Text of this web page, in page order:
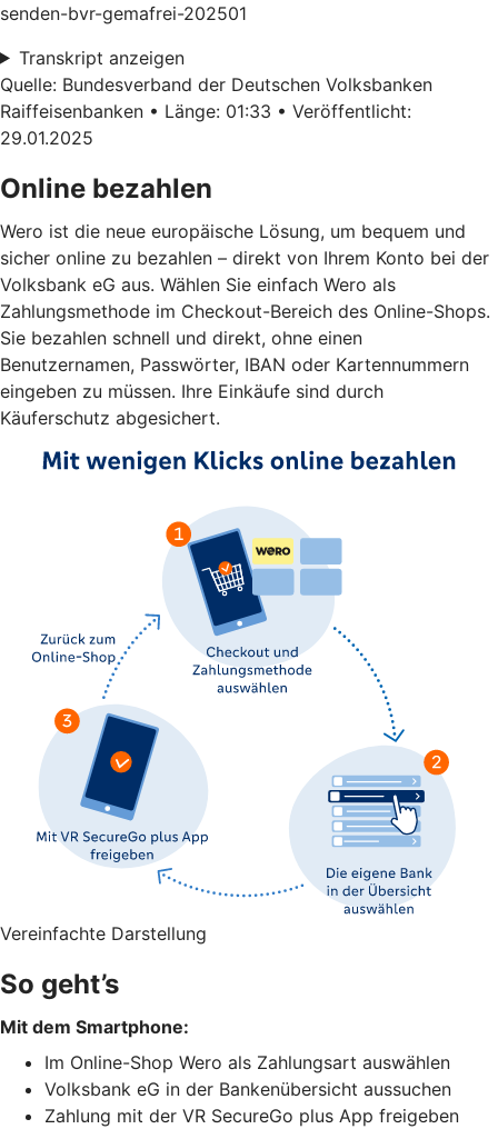
senden-bvr-gemafrei-202501
Transkript anzeigen
Quelle: Bundesverband der Deutschen Volksbanken
Raiffeisenbanken • Länge: 01:33 • Veröffentlicht:
29.01.2025
Online bezahlen
Wero ist die neue europäische Lösung, um bequem und
sicher online zu bezahlen – direkt von Ihrem Konto bei der
Volksbank eG aus. Wählen Sie einfach Wero als
Zahlungsmethode im Checkout-Bereich des Online-Shops.
Sie bezahlen schnell und direkt, ohne einen
Benutzernamen, Passwörter, IBAN oder Kartennummern
eingeben zu müssen. Ihre Einkäufe sind durch
Käuferschutz abgesichert.
Vereinfachte Darstellung
So geht’s
Mit dem Smartphone:
Im Online-Shop Wero als Zahlungsart auswählen
Volksbank eG in der Bankenübersicht aussuchen
Zahlung mit der VR SecureGo plus App freigeben